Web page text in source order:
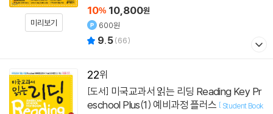
미리보기
10% 10,800원
600원
9.5(66)
22
[도서]
eschool Plus(1) 예비과정 플러스 [ Student Book